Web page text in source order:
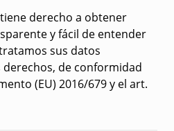
derecho a obtener
y fácil de entender
sus datos
de conformidad
(EU) 2016/679 y el art.